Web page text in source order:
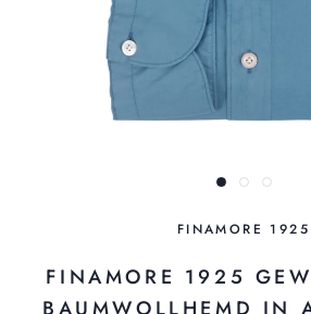
FINAMORE 1925
FINAMORE 1925